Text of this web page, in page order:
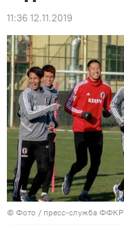
11:36 12.11.2019
© Фото / пресс-служба ФФКР